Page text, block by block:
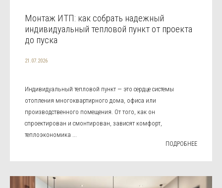
Монтаж ИТП: как собрать надежный
индивидуальный тепловой пункт от проекта
до пуска
21.07.2026
Индивидуальный тепловой пункт — это сердце системы
отопления многоквартирного дома, офиса или
производственного помещения. От того, как он
спроектирован и смонтирован, зависят комфорт,
теплоэкономика ...
ПОДРОБНЕЕ